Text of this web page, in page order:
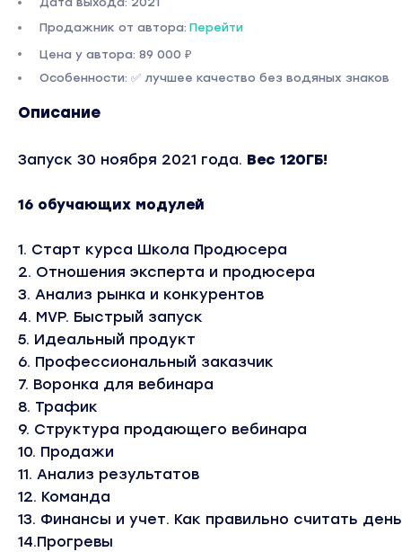
Продажник от автора: Перейти
Цена у автора: 89 000 ₽
Особенности: ✅ лучшее качество без водяных знаков
Описание
Запуск 30 ноября 2021 года. Вес 120ГБ!
16 обучающих модулей
1. Старт курса Школа Продюсера
2. Отношения эксперта и продюсера
3. Анализ рынка и конкурентов
4. MVP. Быстрый запуск
5. Идеальный продукт
6. Профессиональный заказчик
7. Воронка для вебинара
8. Трафик
9. Структура продающего вебинара
10. Продажи
11. Анализ результатов
12. Команда
13. Финансы и учет. Как правильно считать
14.Прогревы